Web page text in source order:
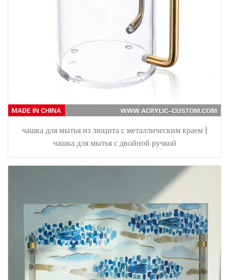
чашка для мытья из люцита с металлическим краем |
чашка для мытья с двойной ручкой